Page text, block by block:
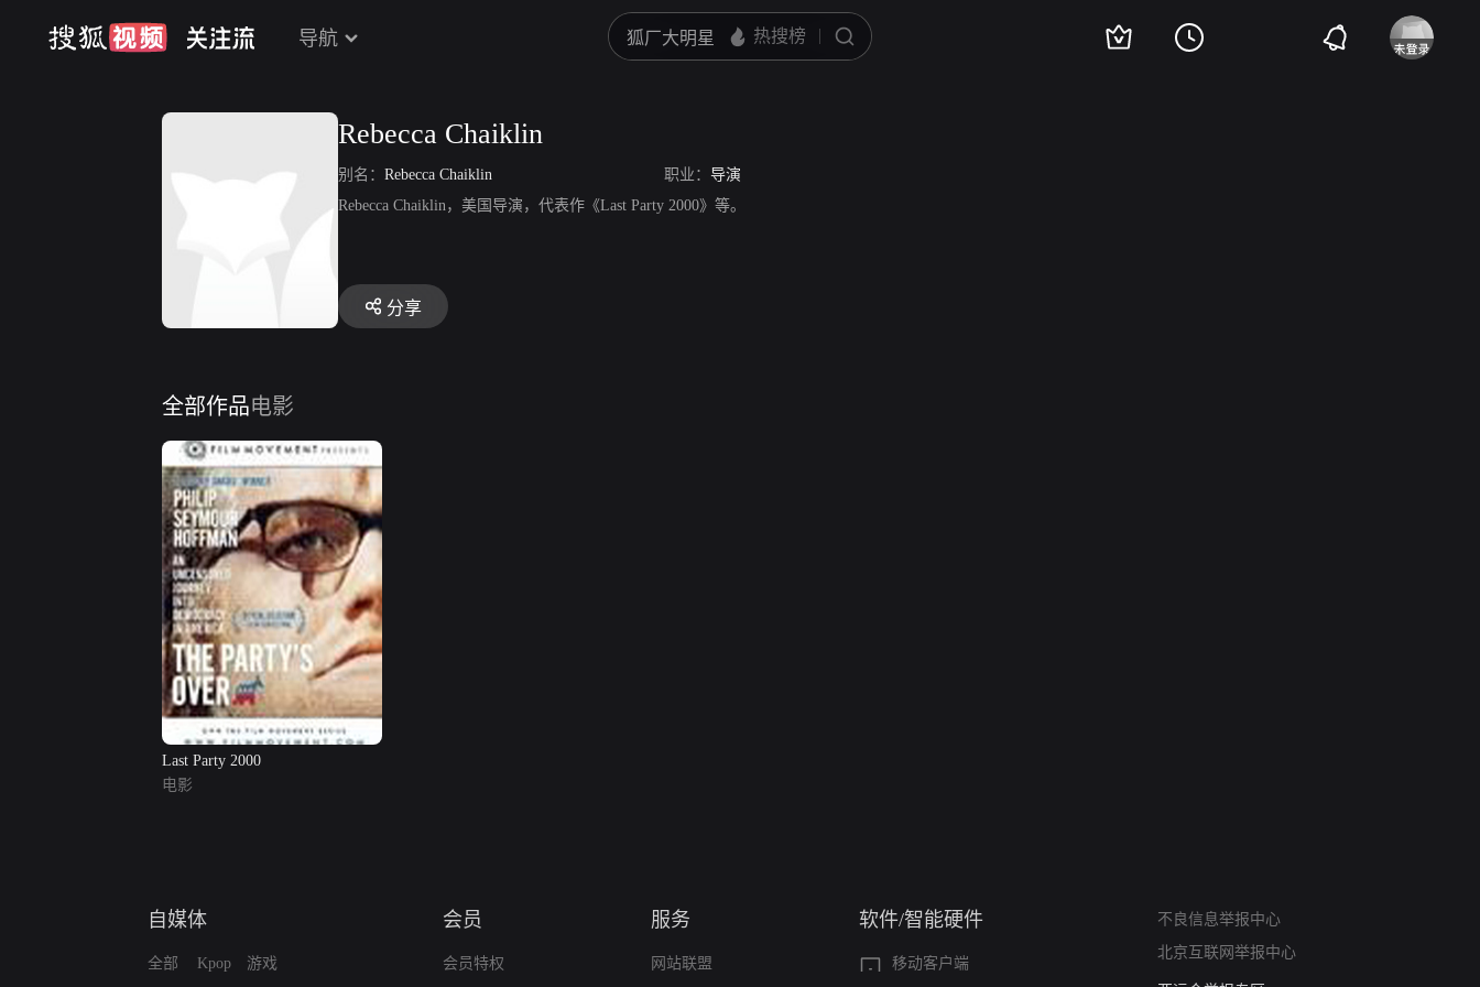
导航
Rebecca Chaiklin
别名： Rebecca Chaiklin 职业： 导演
Rebecca Chaiklin，美国导演，代表作《Last Party 2000》等。
分享
全部作品电影
Last Party 2000
电影
自媒体
全部 Kpop 游戏
会员
会员特权
服务
网站联盟
软件/智能硬件
移动客户端
不良信息举报中心
北京互联网举报中心
算法推荐专项举报